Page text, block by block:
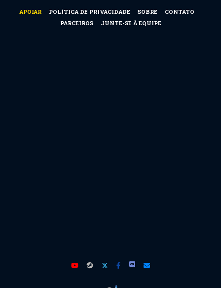
APOIAR POLÍTICA DE PRIVACIDADE SOBRE
CONTATO
PARCEIROS
JUNTE-SE À EQUIPE